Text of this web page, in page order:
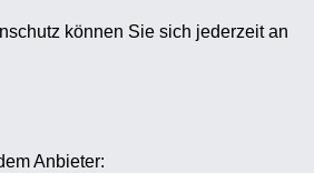
können Sie sich jederzeit an
Anbieter: